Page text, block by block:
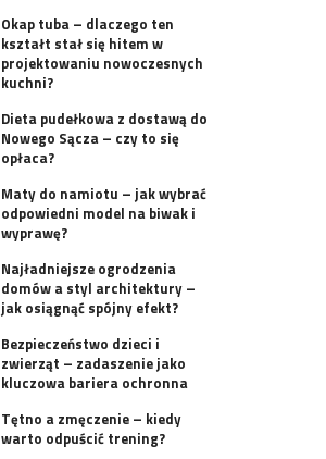
Okap tuba – dlaczego ten
kształt stał się hitem w
projektowaniu nowoczesnych
kuchni?
Dieta pudełkowa z dostawą do
Nowego Sącza – czy to się
opłaca?
Maty do namiotu – jak wybrać
odpowiedni model na biwak i
wyprawę?
Najładniejsze ogrodzenia
domów a styl architektury –
jak osiągnąć spójny efekt?
Bezpieczeństwo dzieci i
zwierząt – zadaszenie jako
kluczowa bariera ochronna
Tętno a zmęczenie – kiedy
warto odpuścić trening?